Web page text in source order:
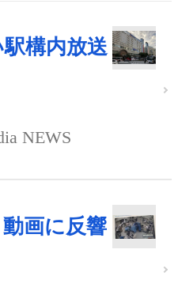
構内放送
NEWS
画に反響